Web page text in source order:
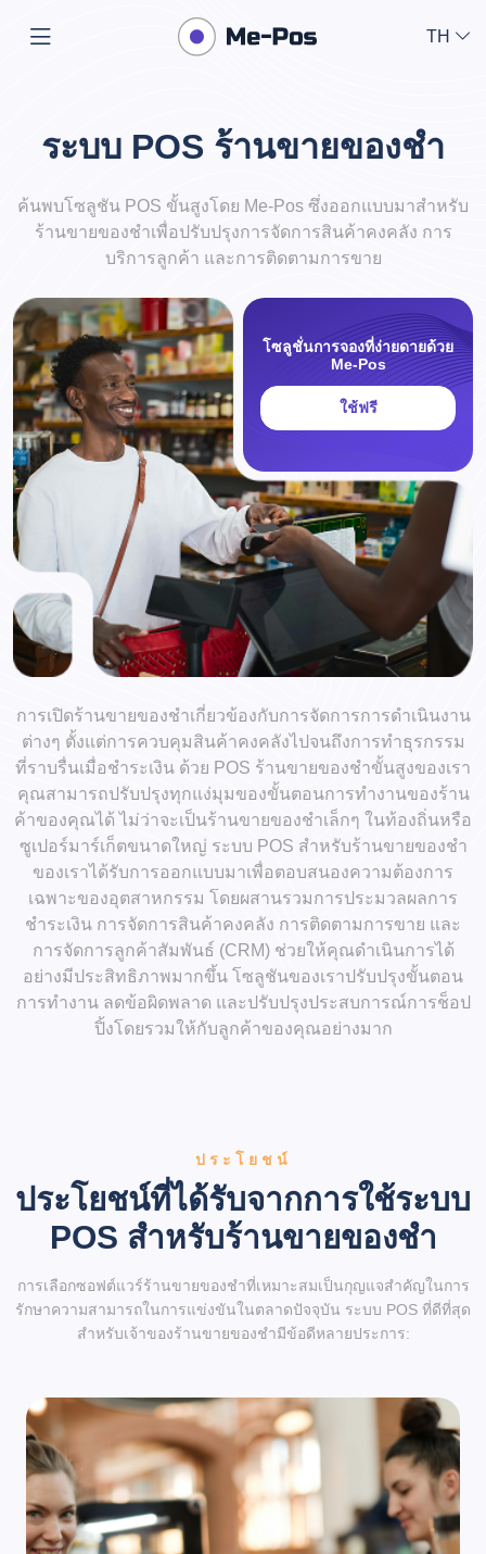
TH
ระบบ POS ร้านขายของชำ
ค้นพบโซลูชัน POS ขั้นสูงโดย Me-Pos ซึ่งออกแบบมาสำหรับ
ร้านขายของชำเพื่อปรับปรุงการจัดการสินค้าคงคลัง การ
บริการลูกค้า และการติดตามการขาย
โซลูชั่นการจองที่ง่ายดายด้วย
Me-Pos
ใช้ฟรี
การเปิดร้านขายของชำเกี่ยวข้องกับการจัดการการดำเนินงาน
ต่างๆ ตั้งแต่การควบคุมสินค้าคงคลังไปจนถึงการทำธุรกรรม
ที่ราบรื่นเมื่อชำระเงิน ด้วย POS ร้านขายของชำขั้นสูงของเรา
คุณสามารถปรับปรุงทุกแง่มุมของขั้นตอนการทำงานของร้าน
ค้าของคุณได้ ไม่ว่าจะเป็นร้านขายของชำเล็กๆ ในท้องถิ่นหรือ
ซูเปอร์มาร์เก็ตขนาดใหญ่ ระบบ POS สำหรับร้านขายของชำ
ของเราได้รับการออกแบบมาเพื่อตอบสนองความต้องการ
เฉพาะของอุตสาหกรรม โดยผสานรวมการประมวลผลการ
ชำระเงิน การจัดการสินค้าคงคลัง การติดตามการขาย และ
การจัดการลูกค้าสัมพันธ์ (CRM) ช่วยให้คุณดำเนินการได้
อย่างมีประสิทธิภาพมากขึ้น โซลูชันของเราปรับปรุงขั้นตอน
การทำงาน ลดข้อผิดพลาด และปรับปรุงประสบการณ์การช็อป
ปิ้งโดยรวมให้กับลูกค้าของคุณอย่างมาก
ประโยชน์
ประโยชน์ที่ได้รับจากการใช้ระบบ
POS สำหรับร้านขายของชำ
การเลือกซอฟต์แวร์ร้านขายของชำที่เหมาะสมเป็นกุญแจสำคัญในการ
รักษาความสามารถในการแข่งขันในตลาดปัจจุบัน ระบบ POS ที่ดีที่สุด
สำหรับเจ้าของร้านขายของชำมีข้อดีหลายประการ: